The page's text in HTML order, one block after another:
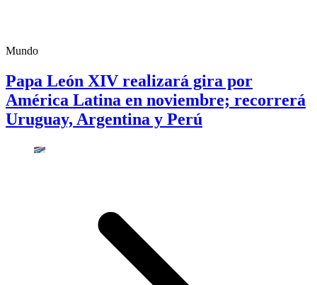
Mundo
Papa León XIV realizará gira por
América Latina en noviembre; recorrerá
Uruguay, Argentina y Perú